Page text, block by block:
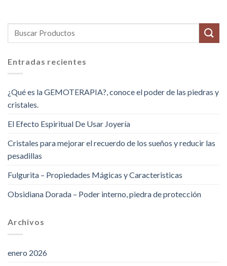
Entradas recientes
¿Qué es la GEMOTERAPIA?, conoce el poder de las piedras y
cristales.
El Efecto Espiritual De Usar Joyería
Cristales para mejorar el recuerdo de los sueños y reducir las
pesadillas
Fulgurita – Propiedades Mágicas y Caracteristicas
Obsidiana Dorada – Poder interno, piedra de protección
Archivos
enero 2026